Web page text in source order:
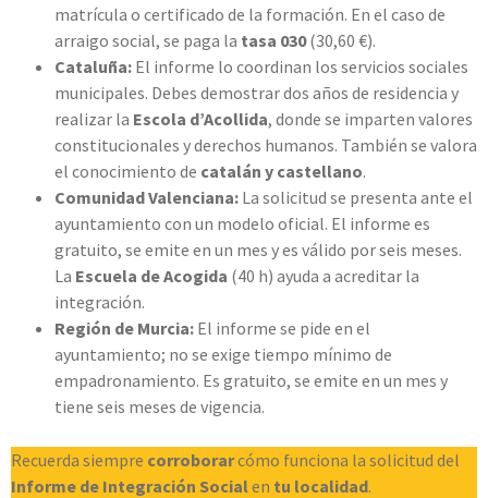
matrícula o certificado de la formación. En el caso de
arraigo social, se paga la tasa 030(30,60 €).
Cataluña: El informe lo coordinan los servicios sociales
municipales. Debes demostrar dos años de residencia y
realizar la Escola d’Acollida, donde se imparten valores
constitucionales y derechos humanos. También se valora
el conocimiento de catalán y castellano.
Comunidad Valenciana: La solicitud se presenta ante el
ayuntamiento con un modelo oficial. El informe es
gratuito, se emite en un mes y es válido por seis meses.
La Escuela de Acogida (40 h) ayuda a acreditar la
integración.
Región de Murcia: El informe se pide en el
ayuntamiento; no se exige tiempo mínimo de
empadronamiento. Es gratuito, se emite en un mes y
tiene seis meses de vigencia.
Recuerda siempre corroborarcómo funciona la solicitud del
Informe de Integración Social en tu localidad.